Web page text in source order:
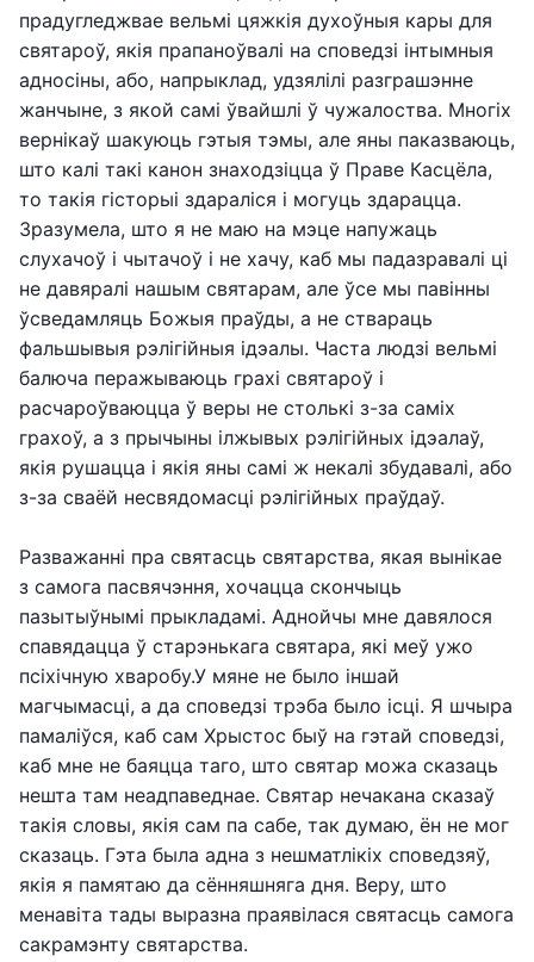
прадугледжвае вельмі цяжкія духоўныя кары для
святароў, якія прапаноўвалі на споведзі інтымныя
адносіны, або, напрыклад, удзялілі разграшэнне
жанчыне, з якой самі ўвайшлі ў чужалоства. Многіх
вернікаў шакуюць гэтыя тэмы, але яны паказваюць,
што калі такі канон знаходзіцца ў Праве Касцёла,
то такія гісторыі здараліся і могуць здарацца.
Зразумела, што я не маю на мэце напужаць
слухачоў і чытачоў і не хачу, каб мы падазравалі ці
не давяралі нашым святарам, але ўсе мы павінны
ўсведамляць Божыя праўды, а не ствараць
фальшывыя рэлігійныя ідэалы. Часта людзі вельмі
балюча перажываюць грахі святароў і
расчароўваюцца ў веры не столькі з-за саміх
грахоў, а з прычыны ілжывых рэлігійных ідэалаў,
якія рушацца і якія яны самі ж некалі збудавалі, або
з-за сваёй несвядомасці рэлігійных праўдаў.
Разважанні пра святасць святарства, якая вынікае
з самога пасвячэння, хочацца скончыць
пазытыўнымі прыкладамі. Аднойчы мне давялося
спавядацца ў старэнькага святара, які меў ужо
псіхічную хваробу.У мяне не было іншай
магчымасці, а да споведзі трэба было ісці. Я шчыра
памаліўся, каб сам Хрыстос быў на гэтай споведзі,
каб мне не баяцца таго, што святар можа сказаць
нешта там неадпаведнае. Святар нечакана сказаў
такія словы, якія сам па сабе, так думаю, ён не мог
сказаць. Гэта была адна з нешматлікіх споведзяў,
якія я памятаю да сённяшняга дня. Веру, што
менавіта тады выразна праявілася святасць самога
сакрамэнту святарства.